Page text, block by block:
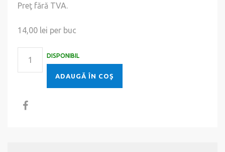
Preţ fără TVA.
14,00 lei per buc
DISPONIBIL
ADAUGĂ ÎN COŞ